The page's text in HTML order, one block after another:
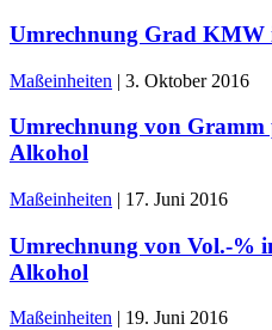
Umrechnung Grad KMW
Maßeinheiten | 3. Oktober 2016
Umrechnung von
Alkohol
Maßeinheiten | 17. Juni 2016
Umrechnung von Vol.-%
Alkohol
Maßeinheiten | 19. Juni 2016